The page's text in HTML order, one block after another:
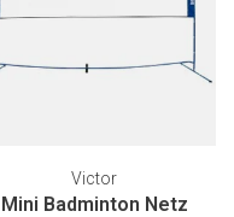
Victor
Mini Badminton Netz